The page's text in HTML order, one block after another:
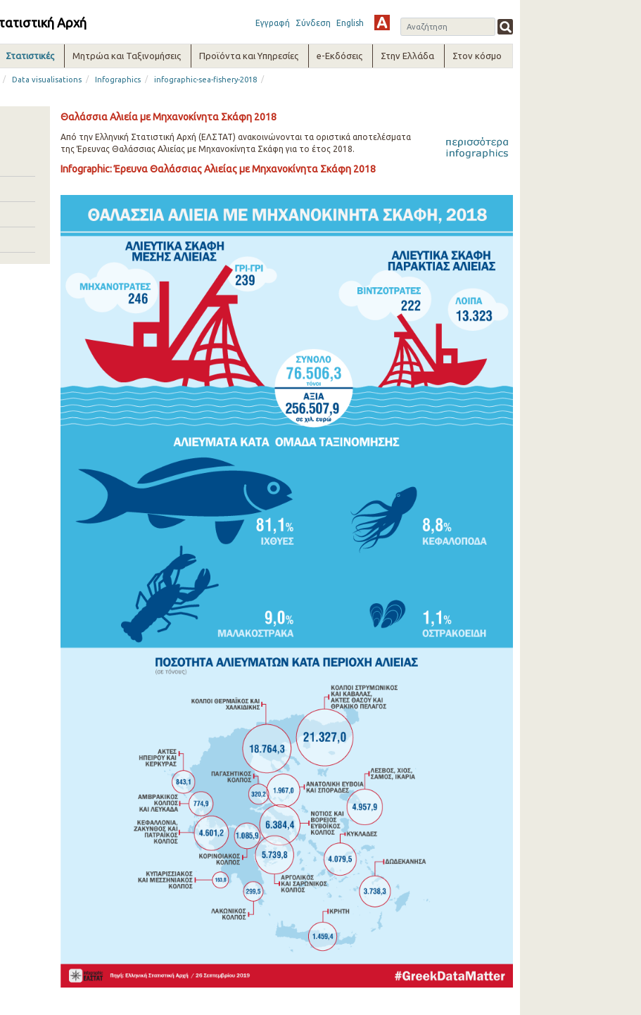
Αρχή Εγγραφή Σύνδεση English
Στατιστικές Μητρώα και Ταξινομήσεις Προϊόντα και Υπηρεσίες e-Εκδόσεις Στην Ελλάδα Στον κόσμο
/ Data visualisations / Infographics / infographic-sea-fishery-2018 /
Θαλάσσια Αλιεία με Μηχανοκίνητα Σκάφη 2018
Από την Ελληνική Στατιστική Αρχή (ΕΛΣΤΑΤ) ανακοινώνονται τα οριστικά αποτελέσματα
της Έρευνας Θαλάσσιας Αλιείας με Μηχανοκίνητα Σκάφη για το έτος 2018.
Infographic: Έρευνα Θαλάσσιας Αλιείας με Μηχανοκίνητα Σκάφη 2018